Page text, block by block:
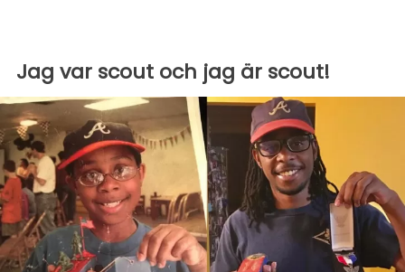
Jag var scout och jag är scout!